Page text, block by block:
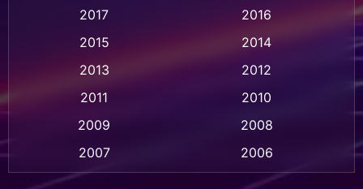
Based on a True Story เรื่องจริง(75)
2017
2016
2015
2014
2013
2012
2011
2010
2009
2008
2007
2006
2005
2004